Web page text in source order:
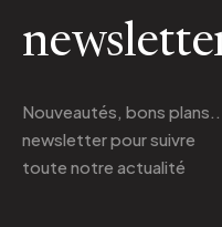
Nouveautés, bons
newsletterpour suivre
toute notre actualité